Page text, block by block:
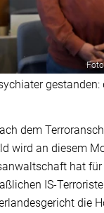
gestanden:
dem
wird an diesem
hat
IS-
die